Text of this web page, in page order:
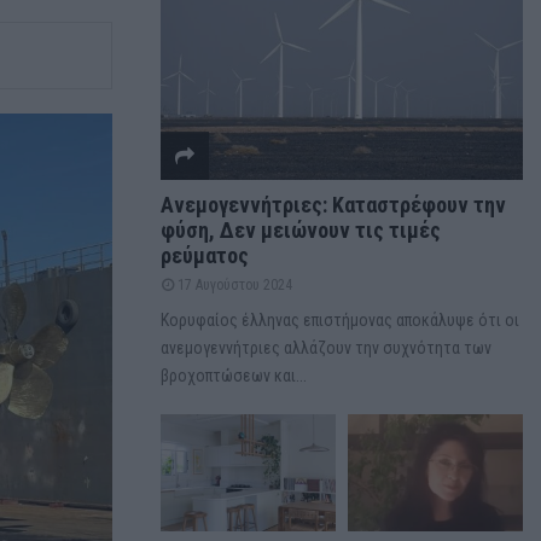
Ανεμογεννήτριες: Καταστρέφουν την
φύση, Δεν μειώνουν τις τιμές
ρεύματος
17 Αυγούστου 2024
Κορυφαίος έλληνας επιστήμονας αποκάλυψε ότι οι
ανεμογεννήτριες αλλάζουν την συχνότητα των
βροχοπτώσεων και...